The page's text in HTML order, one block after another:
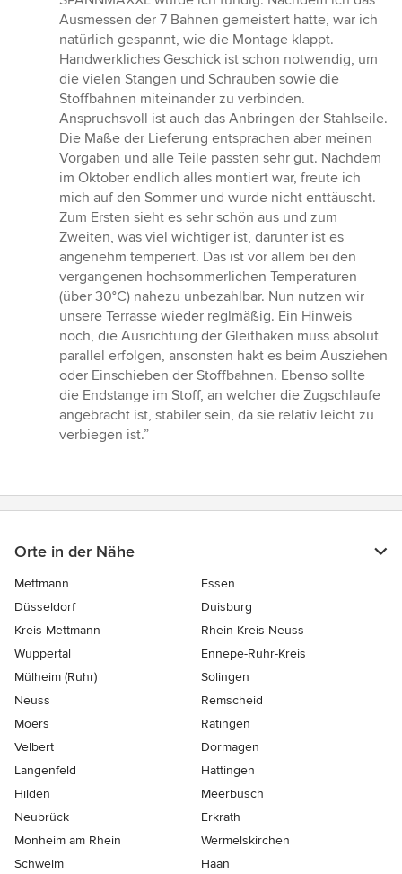
Sternen
Ausmessen der 7 Bahnen gemeistert hatte, war ich
natürlich gespannt, wie die Montage klappt.
Handwerkliches Geschick ist schon notwendig, um
die vielen Stangen und Schrauben sowie die
Stoffbahnen miteinander zu verbinden.
Anspruchsvoll ist auch das Anbringen der Stahlseile.
Die Maße der Lieferung entsprachen aber meinen
Vorgaben und alle Teile passten sehr gut. Nachdem
im Oktober endlich alles montiert war, freute ich
mich auf den Sommer und wurde nicht enttäuscht.
Zum Ersten sieht es sehr schön aus und zum
Zweiten, was viel wichtiger ist, darunter ist es
angenehm temperiert. Das ist vor allem bei den
vergangenen hochsommerlichen Temperaturen
(über 30°C) nahezu unbezahlbar. Nun nutzen wir
unsere Terrasse wieder reglmäßig. Ein Hinweis
noch, die Ausrichtung der Gleithaken muss absolut
parallel erfolgen, ansonsten hakt es beim Ausziehen
oder Einschieben der Stoffbahnen. Ebenso sollte
die Endstange im Stoff, an welcher die Zugschlaufe
angebracht ist, stabiler sein, da sie relativ leicht zu
verbiegen ist.”
Orte in der Nähe
Mettmann
Essen
Düsseldorf
Duisburg
Kreis Mettmann
Rhein-Kreis Neuss
Wuppertal
Ennepe-Ruhr-Kreis
Mülheim (Ruhr)
Solingen
Neuss
Remscheid
Moers
Ratingen
Velbert
Dormagen
Langenfeld
Hattingen
Hilden
Meerbusch
Neubrück
Erkrath
Monheim am Rhein
Wermelskirchen
Schwelm
Haan